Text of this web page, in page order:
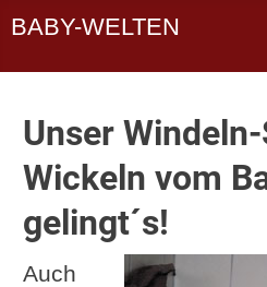
BABY-WELTEN
Unser
Wickeln vom
gelingt´s!
Auch